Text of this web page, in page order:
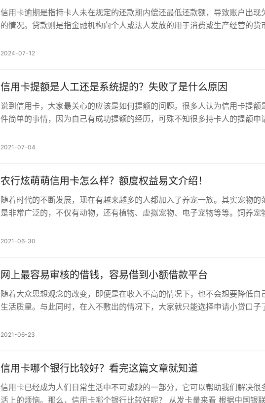
信用卡逾期是指持卡人未在规定的还款期内偿还最低还款额，导致账户出现
的情况。贷款则是指金融机构向个人或法人发放的用于消费或生产经营的货
2024-07-12
信用卡提额是人工还是系统提的？失败了是什么原因
说到信用卡，大家最关心的应该是如何提额的问题。很多人认为信用卡提额
件简单的事情，因为自己有成功提额的经历，可殊不知很多持卡人的提额申
2021-07-04
农行炫萌萌信用卡怎么样？额度权益易文介绍！
随着时代的不断发展，现在有越来越多的人都加入了养宠一族。其实宠物的
是非常广泛的，不仅有动物，还有植物、虚拟宠物、电子宠物等等。饲养宠
2021-06-30
网上最容易审核的借钱，容易借到小额借款平台
随着大众思想观念的改变，即便是在收入不高的情况下，也不会想要降低自
生活质量。与此同时，在入不敷出的情况下，大家就只能选择申请小贷口子
2021-06-23
信用卡哪个银行比较好？看完这篇文章就知道
信用卡已经成为人们日常生活中不可或缺的一部分，它可以帮助我们解决很
活上的烦恼。那么，信用卡哪个银行比较好呢？ 从发卡量来看 根据中国银